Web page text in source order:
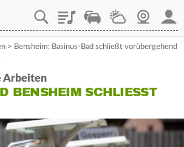
PlaylistStaupilotWetterWebcam
> Bensheim: Basinus-Bad schließt vorübergehend
Arbeiten
BENSHEIM SCHLIESST V